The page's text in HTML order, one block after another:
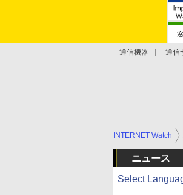
通信機器 通信
INTERNET Watch
ニュース
Select